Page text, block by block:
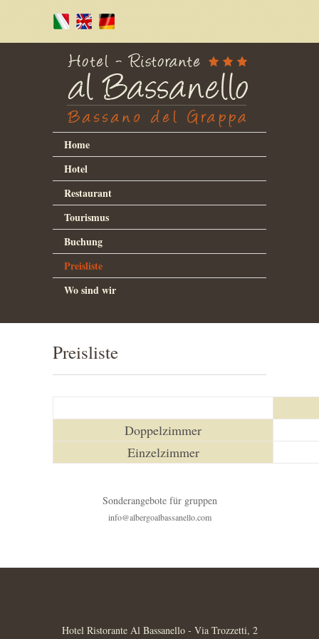
Home
Hotel
Restaurant
Tourismus
Buchung
Preisliste
Wo sind wir
Preisliste
Doppelzimmer
Einzelzimmer
Sonderangebote für gruppen
info@albergoalbassanello.com
Hotel Ristorante Al Bassanello - Via Trozzetti, 2